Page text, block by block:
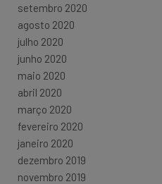
setembro 2020
agosto 2020
julho 2020
junho 2020
maio 2020
abril 2020
março 2020
fevereiro 2020
janeiro 2020
dezembro 2019
novembro 2019